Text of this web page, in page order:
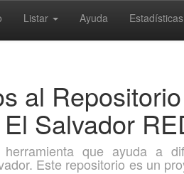
Listar Ayuda Estadísticas
al
Salvador
que ayuda a
Este repositorio es un